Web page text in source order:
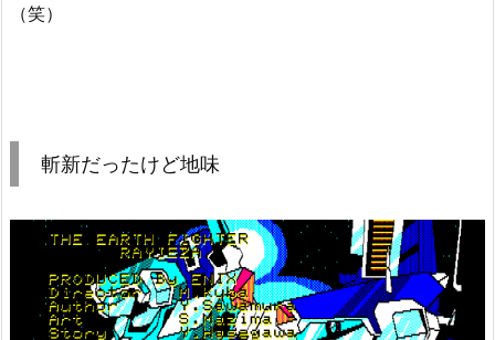
（笑）
斬新だったけど地味